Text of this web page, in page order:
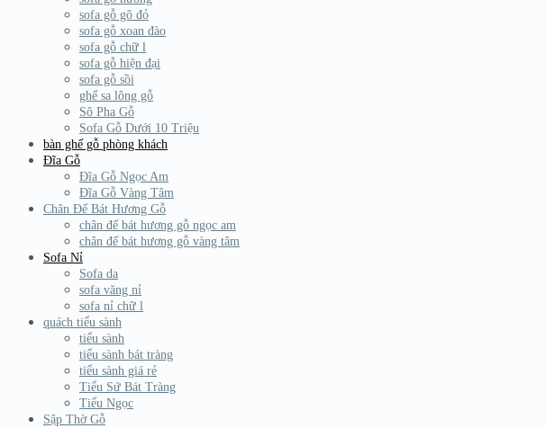
sofa gỗ gõ đỏ
sofa gỗ xoan đào
sofa gỗ chữ l
sofa gỗ hiện đại
sofa gỗ sồi
ghế sa lông gỗ
Sô Pha Gỗ
Sofa Gỗ Dưới 10 Triệu
bàn ghế gỗ phòng khách
Đĩa Gỗ
Đĩa Gỗ Ngọc Am
Đĩa Gỗ Vàng Tâm
Chân Đế Bát Hương Gỗ
chân đế bát hương gỗ ngọc am
chân đế bát hương gỗ vàng tâm
Sofa Nỉ
Sofa da
sofa văng nỉ
sofa nỉ chữ l
quách tiểu sành
tiểu sành
tiểu sành bát tràng
tiểu sành giá rẻ
Tiểu Sứ Bát Tràng
Tiểu Ngọc
Sập Thờ Gỗ